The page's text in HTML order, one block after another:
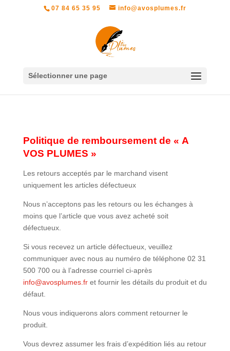
07 84 65 35 95 info@avosplumes.fr
Sélectionner une page
Politique de remboursement de « A
VOS PLUMES »
Les retours acceptés par le marchand visent
uniquement les articles défectueux
Nous n’acceptons pas les retours ou les échanges à
moins que l’article que vous avez acheté soit
défectueux.
Si vous recevez un article défectueux, veuillez
communiquer avec nous au numéro de téléphone 02 31
500 700 ou à l’adresse courriel ci-après
info@avosplumes.fret fournir les détails du produit et du
défaut.
Nous vous indiquerons alors comment retourner le
produit.
Vous devrez assumer les frais d’expédition liés au retour